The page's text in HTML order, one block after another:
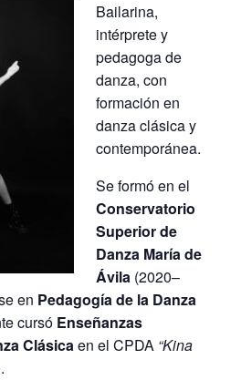
Bailarina,
intérprete y
pedagoga de
danza, con
formación en
danza clásica y
contemporánea.
Se formó en el
Conservatorio
Superior de
Danza María de
Ávila (2020–
en Pedagogía de la Danza
cursó Enseñanzas
Clásicaen el CPDA “Kina